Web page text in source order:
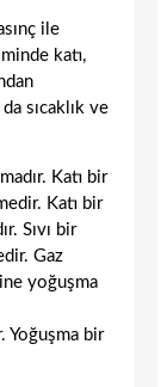
ile
katı,
da sıcaklık ve
Katı bir
Katı bir
Sıvı bir
Gaz
yoğuşma
Yoğuşma bir